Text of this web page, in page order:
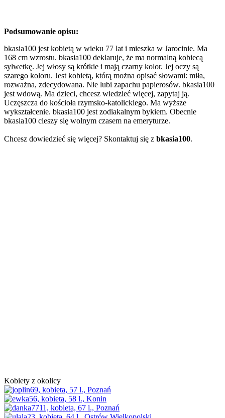
Podsumowanie opisu:
bkasia100 jest kobietą w wieku 77 lat i mieszka w Jarocinie. Ma
168 cm wzrostu. bkasia100 deklaruje, że ma normalną kobiecą
sylwetkę. Jej włosy są krótkie i mają czarny kolor. Jej oczy są
szarego koloru. Jest kobietą, którą można opisać słowami: miła,
rozważna, zdecydowana. Nie lubi zapachu papierosów. bkasia100
jest wdową. Ma dzieci, chcesz wiedzieć więcej, zapytaj ją.
Uczęszcza do kościoła rzymsko-katolickiego. Ma wyższe
wykształcenie. bkasia100 jest zodiakalnym bykiem. Obecnie
bkasia100 cieszy się wolnym czasem na emeryturze.
Chcesz dowiedzieć się więcej? Skontaktuj się z bkasia100.
Kobiety z okolicy